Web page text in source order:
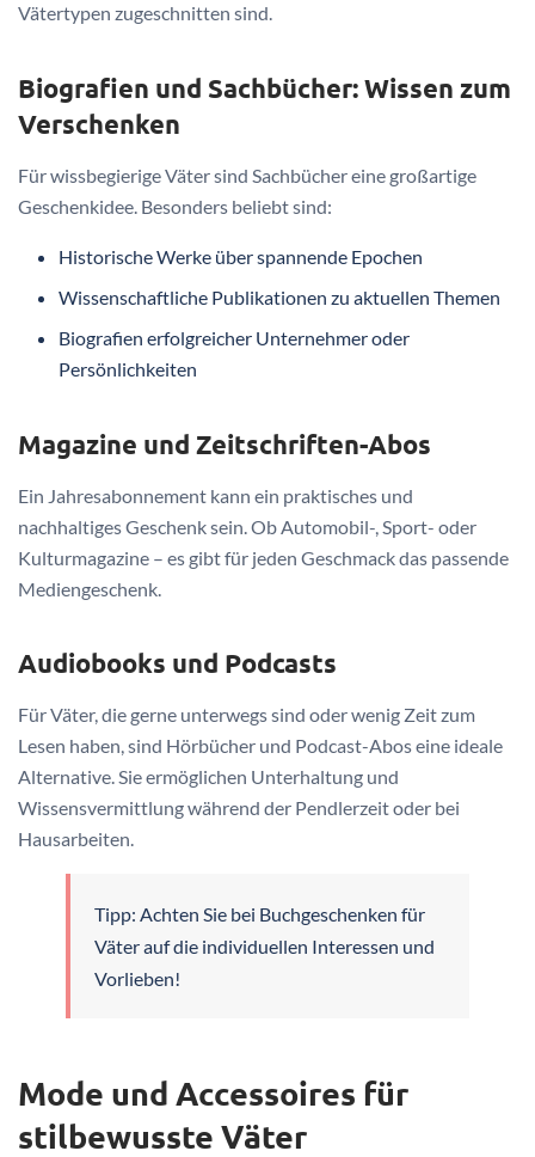
Vätertypen zugeschnitten sind.
Biografien und Sachbücher: Wissen zum
Verschenken
Für wissbegierige Väter sind Sachbücher eine großartige
Geschenkidee. Besonders beliebt sind:
Historische Werke über spannende Epochen
Wissenschaftliche Publikationen zu aktuellen Themen
Biografien erfolgreicher Unternehmer oder
Persönlichkeiten
Magazine und Zeitschriften-Abos
Ein Jahresabonnement kann ein praktisches und
nachhaltiges Geschenk sein. Ob Automobil-, Sport- oder
Kulturmagazine – es gibt für jeden Geschmack das passende
Mediengeschenk.
Audiobooks und Podcasts
Für Väter, die gerne unterwegs sind oder wenig Zeit zum
Lesen haben, sind Hörbücher und Podcast-Abos eine ideale
Alternative. Sie ermöglichen Unterhaltung und
Wissensvermittlung während der Pendlerzeit oder bei
Hausarbeiten.
Tipp: Achten Sie bei Buchgeschenken für
Väter auf die individuellen Interessen und
Vorlieben!
Mode und Accessoires für
stilbewusste Väter